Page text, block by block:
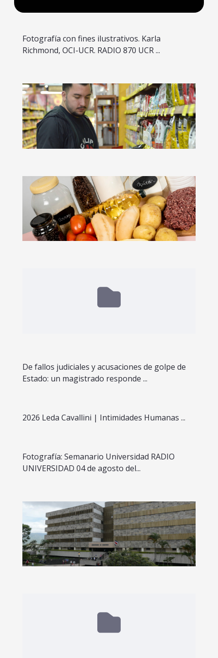
Fotografía con fines ilustrativos. Karla
Richmond, OCI-UCR. RADIO 870 UCR ...
De fallos judiciales y acusaciones de golpe de
Estado: un magistrado responde ...
2026 Leda Cavallini | Intimidades Humanas ...
Fotografía: Semanario Universidad RADIO
UNIVERSIDAD 04 de agosto del...